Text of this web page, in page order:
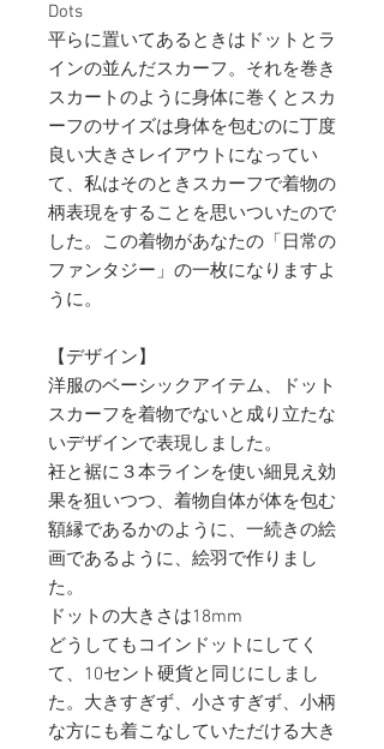
Dots
平らに置いてあるときはドットとラ
インの並んだスカーフ。それを巻き
スカートのように身体に巻くとスカ
ーフのサイズは身体を包むのに丁度
良い大きさレイアウトになってい
て、私はそのときスカーフで着物の
柄表現をすることを思いついたので
した。この着物があなたの「日常の
ファンタジー」の一枚になりますよ
うに。
【デザイン】
洋服のベーシックアイテム、ドット
スカーフを着物でないと成り立たな
いデザインで表現しました。
衽と裾に３本ラインを使い細見え効
果を狙いつつ、着物自体が体を包む
額縁であるかのように、一続きの絵
画であるように、絵羽で作りまし
た。
ドットの大きさは18mm
どうしてもコインドットにしてく
て、10セント硬貨と同じにしまし
た。大きすぎず、小さすぎず、小柄
な方にも着こなしていただける大き